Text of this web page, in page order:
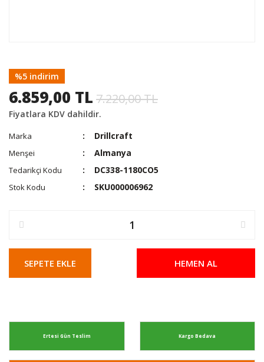
%5 indirim
6.859,00 TL 7.220,00 TL
Fiyatlara KDV dahildir.
Marka Drillcraft
Menşei Almanya
Tedarikçi Kodu DC338-1180CO5
Stok Kodu SKU000006962
SEPETE EKLE HEMEN AL
Ertesi Gün Teslim Kargo Bedava